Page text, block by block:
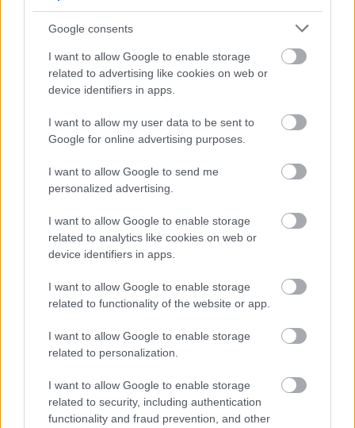
Google consents
I want to allow Google to enable storage
related to advertising like cookies on web or
device identifiers in apps.
I want to allow my user data to be sent to
Google for online advertising purposes.
I want to allow Google to send me
personalized advertising.
I want to allow Google to enable storage
related to analytics like cookies on web or
device identifiers in apps.
I want to allow Google to enable storage
related to functionality of the website or app.
I want to allow Google to enable storage
related to personalization.
I want to allow Google to enable storage
related to security, including authentication
functionality and fraud prevention, and other
órakor kezdődik. Várhatóan kollektív fejen pörgésben
csúcsosodik ki. Fellép a Ricsárdgír és a Tudósok.
”
DRMÁRIÁS ISKOLAI PADTÁRSA, RÁTGÉBER LÁSZLÓ ITT
MESÉL KÖZÖS NYOLCVANAS ÉVEKBELI
ÉLMÉNYEIKRŐL.
Pörgök a fejemencímű dal videója pedig ilyen
klassz: